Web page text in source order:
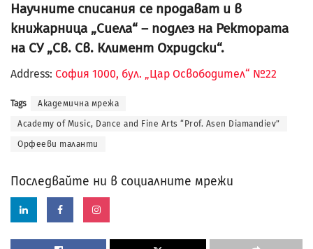
Научните списания се продават и в
книжарница „Сиела“ – подлез на Ректората
на СУ „Св. Св. Климент Охридски“.
Address: София 1000, бул. „Цар Освободител“ №22
Tags Академична мрежа
Academy of Music, Dance and Fine Arts “Prof. Asen Diamandiev”
Орфееви таланти
Последвайте ни в социалните мрежи